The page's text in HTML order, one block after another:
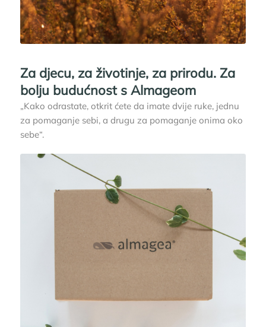
Za djecu, za životinje, za prirodu. Za
bolju budućnost s Almageom
„Kako odrastate, otkrit ćete da imate dvije ruke, jednu
za pomaganje sebi, a drugu za pomaganje onima oko
sebe“.